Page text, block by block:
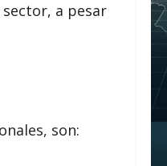
a pesar
son: